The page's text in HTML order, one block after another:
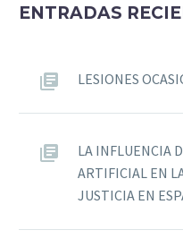
ENTRADAS
LESIONES
LA INFLUENCIA
ARTIFICIAL EN
JUSTICIA EN